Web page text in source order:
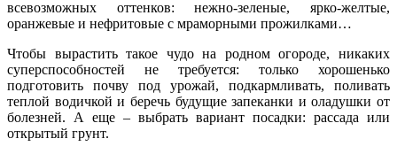
всевозможных оттенков: нежно-зеленые, ярко-желтые,
оранжевые и нефритовые с мраморными прожилками…
Чтобы вырастить такое чудо на родном огороде, никаких
суперспособностей не требуется: только хорошенько
подготовить почву под урожай, подкармливать, поливать
теплой водичкой и беречь будущие запеканки и оладушки от
болезней. А еще – выбрать вариант посадки: рассада или
открытый грунт.